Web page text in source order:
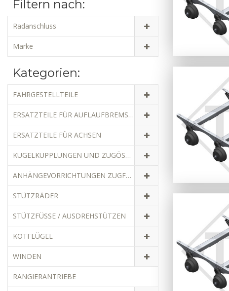
Filtern nach:
Radanschluss
Marke
Kategorien:
FAHRGESTELLTEILE
ERSATZTEILE FÜR AUFLAUFBREMSEN
ERSATZTEILE FÜR ACHSEN
KUGELKUPPLUNGEN UND ZUGÖSEN
ANHÄNGEVORRICHTUNGEN ZUGFAHRZEUGE
STÜTZRÄDER
STÜTZFÜSSE / AUSDREHSTÜTZEN
KOTFLÜGEL
WINDEN
RANGIERANTRIEBE